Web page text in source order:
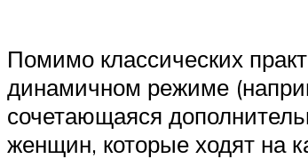
Помимо классических
динамичном режиме
сочетающаяся
женщин, которые ходят на